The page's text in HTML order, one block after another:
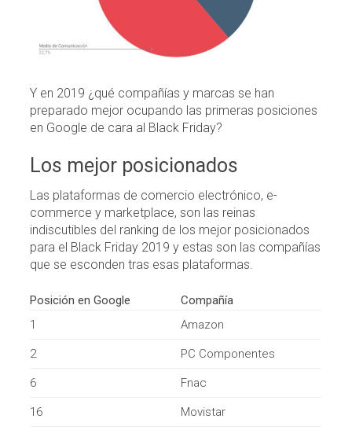
Y en 2019 ¿qué compañías y marcas se han
preparado mejor ocupando las primeras posiciones
en Google de cara al Black Friday?
Los mejor posicionados
Las plataformas de comercio electrónico, e-
commerce y marketplace, son las reinas
indiscutibles del ranking de los mejor posicionados
para el Black Friday 2019 y estas son las compañías
que se esconden tras esas plataformas.
Posición en Google
Compañía
1
Amazon
2 PC Componentes
6 Fnac
16 Movistar